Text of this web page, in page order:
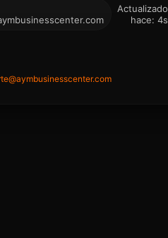
Actualizado
hace: 4s